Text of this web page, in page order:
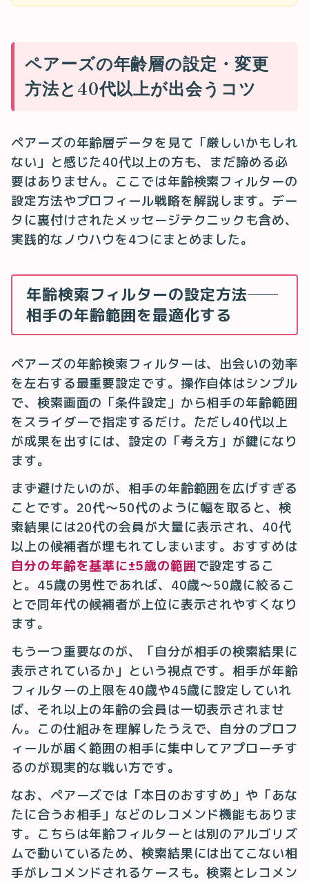
ペアーズの年齢層の設定・変更
方法と40代以上が出会うコツ
ペアーズの年齢層データを見て「厳しいかもしれ
ない」と感じた40代以上の方も、まだ諦める必
要はありません。ここでは年齢検索フィルターの
設定方法やプロフィール戦略を解説します。デー
タに裏付けされたメッセージテクニックも含め、
実践的なノウハウを4つにまとめました。
年齢検索フィルターの設定方法──
相手の年齢範囲を最適化する
ペアーズの年齢検索フィルターは、出会いの効率
を左右する最重要設定です。操作自体はシンプル
で、検索画面の「条件設定」から相手の年齢範囲
をスライダーで指定するだけ。ただし40代以上
が成果を出すには、設定の「考え方」が鍵になり
ます。
まず避けたいのが、相手の年齢範囲を広げすぎる
ことです。20代〜50代のように幅を取ると、検
索結果には20代の会員が大量に表示され、40代
以上の候補者が埋もれてしまいます。おすすめは
自分の年齢を基準に±5歳の範囲で設定するこ
と。45歳の男性であれば、40歳〜50歳に絞るこ
とで同年代の候補者が上位に表示されやすくなり
ます。
もう一つ重要なのが、「自分が相手の検索結果に
表示されているか」という視点です。相手が年齢
フィルターの上限を40歳や45歳に設定していれ
ば、それ以上の年齢の会員は一切表示されませ
ん。この仕組みを理解したうえで、自分のプロフ
ィールが届く範囲の相手に集中してアプローチす
るのが現実的な戦い方です。
なお、ペアーズでは「本日のおすすめ」や「あな
たに合うお相手」などのレコメンド機能もありま
す。こちらは年齢フィルターとは別のアルゴリズ
ムで動いているため、検索結果には出てこない相
手がレコメンドされるケースも。検索とレコメン